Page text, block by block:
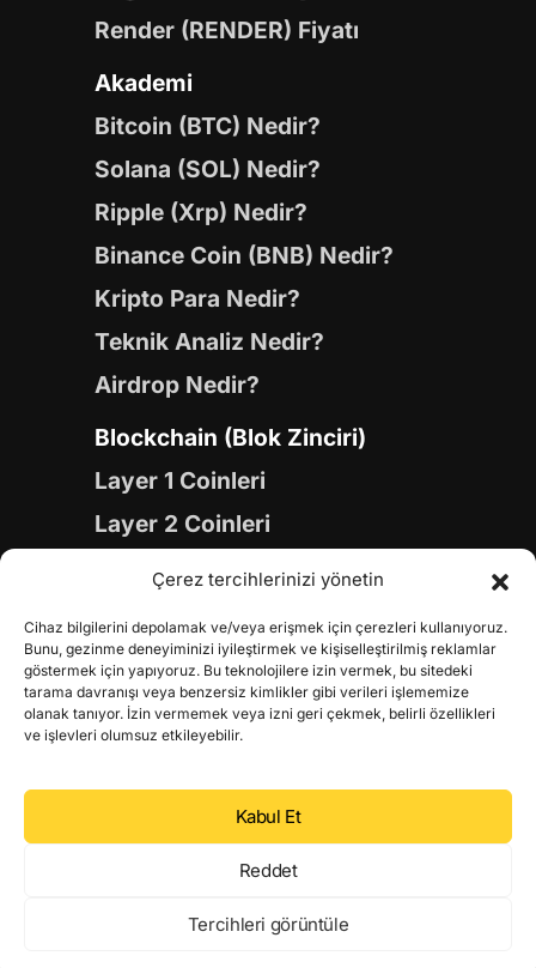
Çerez tercihlerinizi yönetin
Cihaz bilgilerini depolamak ve/veya erişmek için çerezleri kullanıyoruz.
Bunu, gezinme deneyiminizi iyileştirmek ve kişiselleştirilmiş reklamlar
göstermek için yapıyoruz. Bu teknolojilere izin vermek, bu sitedeki
tarama davranışı veya benzersiz kimlikler gibi verileri işlememize
olanak tanıyor. İzin vermemek veya izni geri çekmek, belirli özellikleri
ve işlevleri olumsuz etkileyebilir.
Kabul Et
Reddet
Tercihleri görüntüle
Render (RENDER) Fiyatı
Akademi
Bitcoin (BTC) Nedir?
Solana (SOL) Nedir?
Ripple (Xrp) Nedir?
Binance Coin (BNB) Nedir?
Kripto Para Nedir?
Teknik Analiz Nedir?
Airdrop Nedir?
Blockchain (Blok Zinciri)
Layer 1 Coinleri
Layer 2 Coinleri
Yapay Zeka (AI) Coinleri
Gaming Coinleri
RWA Coinleri
DeFi Coinleri
DePIN Coinleri
Metaverse Coinleri
Web 3.0 Coinleri
Coin Türevleri